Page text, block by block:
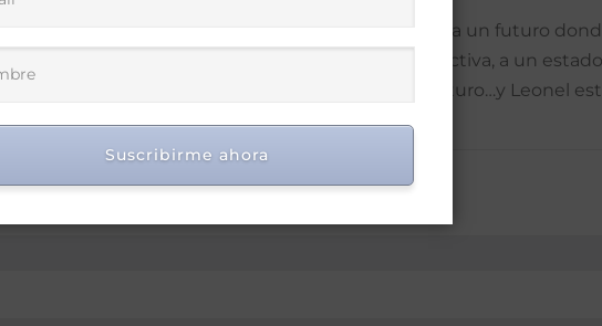
y estabilidad que ilumina el camino hacia un futuro
pasar de la lógica de la confrontación destructiva, a un
Esto supone pasar la página y construir el futuro…y Leonel
Suscribirme ahora